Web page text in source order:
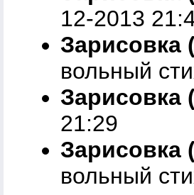
12-2013
вольный
Зарисовка
21:29
Зарисовка
вольный